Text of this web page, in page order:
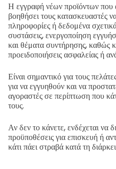
Η εγγραφή νέων προϊόντων που
βοηθήσει τους κατασκευαστές
πληροφορίες ή δεδομένα
συστάσεις, ενεργοποίηση
και θέματα συντήρησης, καθώς
προειδοποιήσεις ασφαλείας ή
Είναι σημαντικό για τους
για να εγγυηθούν και να
αγοραστές σε περίπτωση που
τους.
Αν δεν το κάνετε, ενδέχεται να
προϋποθέσεις για επισκευή ή
κάτι πάει στραβά κατά τη